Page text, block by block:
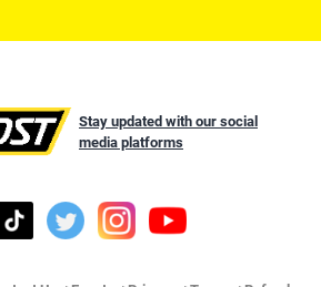
Stay updated with our social
media platforms